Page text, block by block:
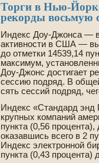
Торги в Нью-
рекорды восьмую
Инде­кс Доу-Джонса —
активности в США —
до отметки 14539,14
максимум,
Доу-Джонс достигает
сессию подряд. В
сять сессий подряд,
Инде­кс «Стандард
крупных компаний
пункта (0,56 процента),
оказавшись всего в 2
Инде­кс электронной
пункта (0,43 процента)